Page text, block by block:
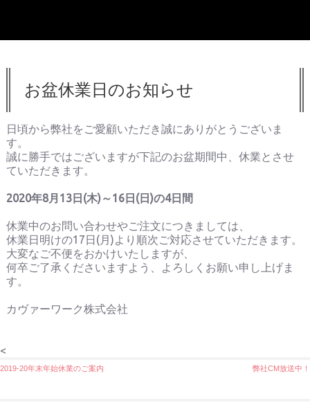
お盆休業日のお知らせ
日頃から弊社をご愛顧いただき誠にありがとうございま
す。
誠に勝手ではございますが下記のお盆期間中、休業とさせ
ていただきます。
2020年8月13日(木)～16日(日)の4日間
休業中のお問い合わせやご注文につきましては、
休業日明けの17日(月)より順次ご対応させていただきます。
大変なご不便をおかけいたしますが、
何卒ご了承くださいますよう、よろしくお願い申し上げま
す。
カヴァーワーク株式会社
<
投
2019-20年末年始休業のご案内 弊社CM放送中！